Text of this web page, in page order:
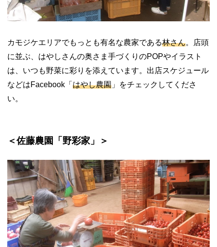
カモジケエリアでもっとも有名な農家である林さん。店頭
に並ぶ、はやしさんの奥さま手づくりのPOPやイラスト
は、いつも野菜に彩りを添えています。出店スケジュール
などはFacebook「 はやし農園 」をチェックしてくださ
い。
＜佐藤農園「野彩家」＞